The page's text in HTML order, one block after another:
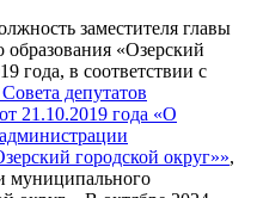
заместителя главы
«Озерский
года, в соответствии с
депутатов
21.10.2019 года «О
городской округ»»,
муниципального